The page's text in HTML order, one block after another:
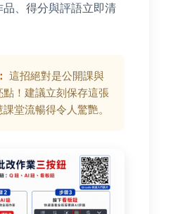
、得分與評語立即清
這招絕對是公開課與
！建議立刻保存這張
堂流暢得令人驚艷。